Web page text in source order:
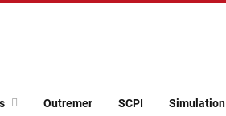
Outremer SCPI Simulation